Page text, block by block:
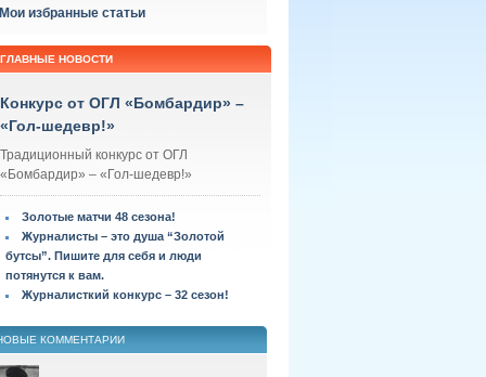
Мои избранные статьи
ГЛАВНЫЕ НОВОСТИ
Конкурс от ОГЛ «Бомбардир» –
«Гол-шедевр!»
Традиционный конкурс от ОГЛ
«Бомбардир» – «Гол-шедевр!»
Золотые матчи 48 сезона!
Журналисты – это душа “Золотой
бутсы”. Пишите для себя и люди
потянутся к вам.
Журналисткий конкурс – 32 сезон!
КОММЕНТАРИИ